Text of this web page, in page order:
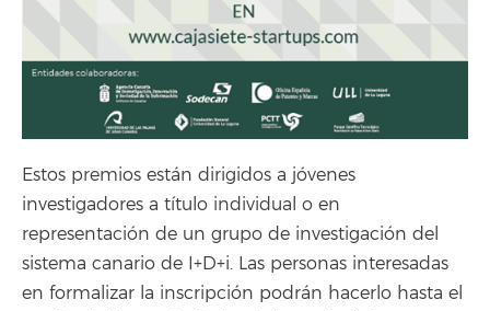
Estos premios están dirigidos a jóvenes
investigadores a título individual o en
representación de un grupo de investigación del
sistema canario de I+D+i. Las personas interesadas
en formalizar la inscripción podrán hacerlo hasta el